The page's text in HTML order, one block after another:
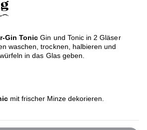
Gin Tonic Gin und Tonic in 2 Gläser
waschen, trocknen, halbieren und
in das Glas geben.
mit frischer Minze dekorieren.